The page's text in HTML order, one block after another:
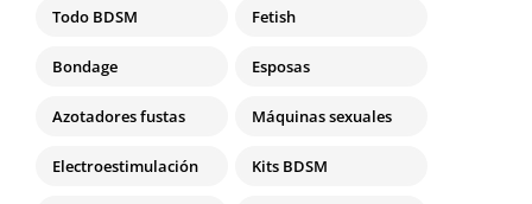
Todo BDSM Fetish
Bondage Esposas
Azotadores fustas Máquinas sexuales
Electroestimulación Kits BDSM